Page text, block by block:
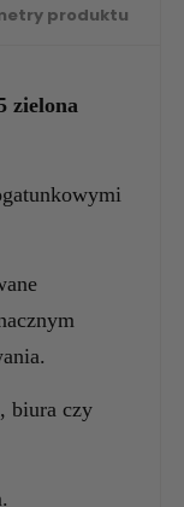
produktu
zielona
biura czy